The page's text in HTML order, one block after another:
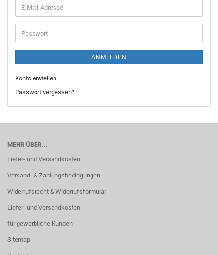
E-
Mail-
Adresse
Passwort
ANMELDEN
Konto erstellen
Passwort vergessen?
MEHR ÜBER...
Liefer- und Versandkosten
Versand- & Zahlungsbedingungen
Widerrufsrecht & Widerrufsformular
Liefer- und Versandkosten
für gewerbliche Kunden
Sitemap